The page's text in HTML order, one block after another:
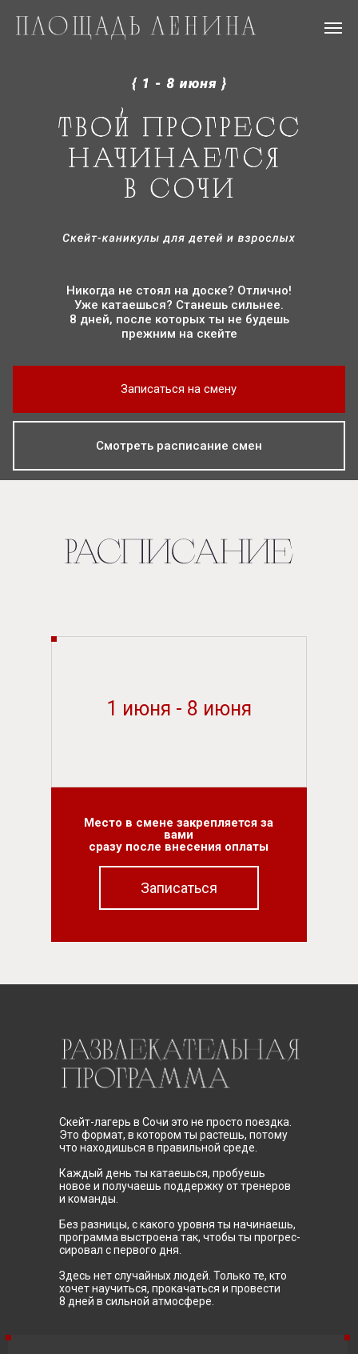
Записаться на смену
Смотреть расписание смен
Никогда не стоял на доске? Отлично!
Уже катаешься? Станешь сильнее.
8 дней, после которых ты не будешь
прежним на скейте
1 июня - 8 июня
Место в смене закрепляется за
вами
сразу после внесения оплаты
Записаться
Скейт-лагерь в Сочи это не просто поездка.
Это формат, в котором ты растешь, потому
что находишься в правильной среде.
Каждый день ты катаешься, пробуешь
новое и получаешь поддержку от тренеров
и команды.
Без разницы, с какого уровня ты начинаешь,
программа выстроена так, чтобы ты прогрес-
сировал с первого дня.
Здесь нет случайных людей. Только те, кто
хочет научиться, прокачаться и провести
8 дней в сильной атмосфере.